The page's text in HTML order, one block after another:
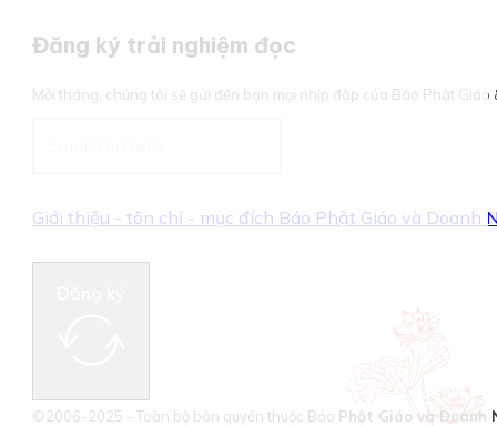
Đăng ký trải nghiệm đọc
Mỗi tháng, chúng tôi sẽ gửi đến bạn mọi nhịp đập của Báo Phật Giáo
Giới thiệu - tôn chỉ - mục đích Báo Phật Giáo và Doanh
©2006-2025 - Toàn bộ bản quyền thuộc Báo Phật Giáo và Doanh